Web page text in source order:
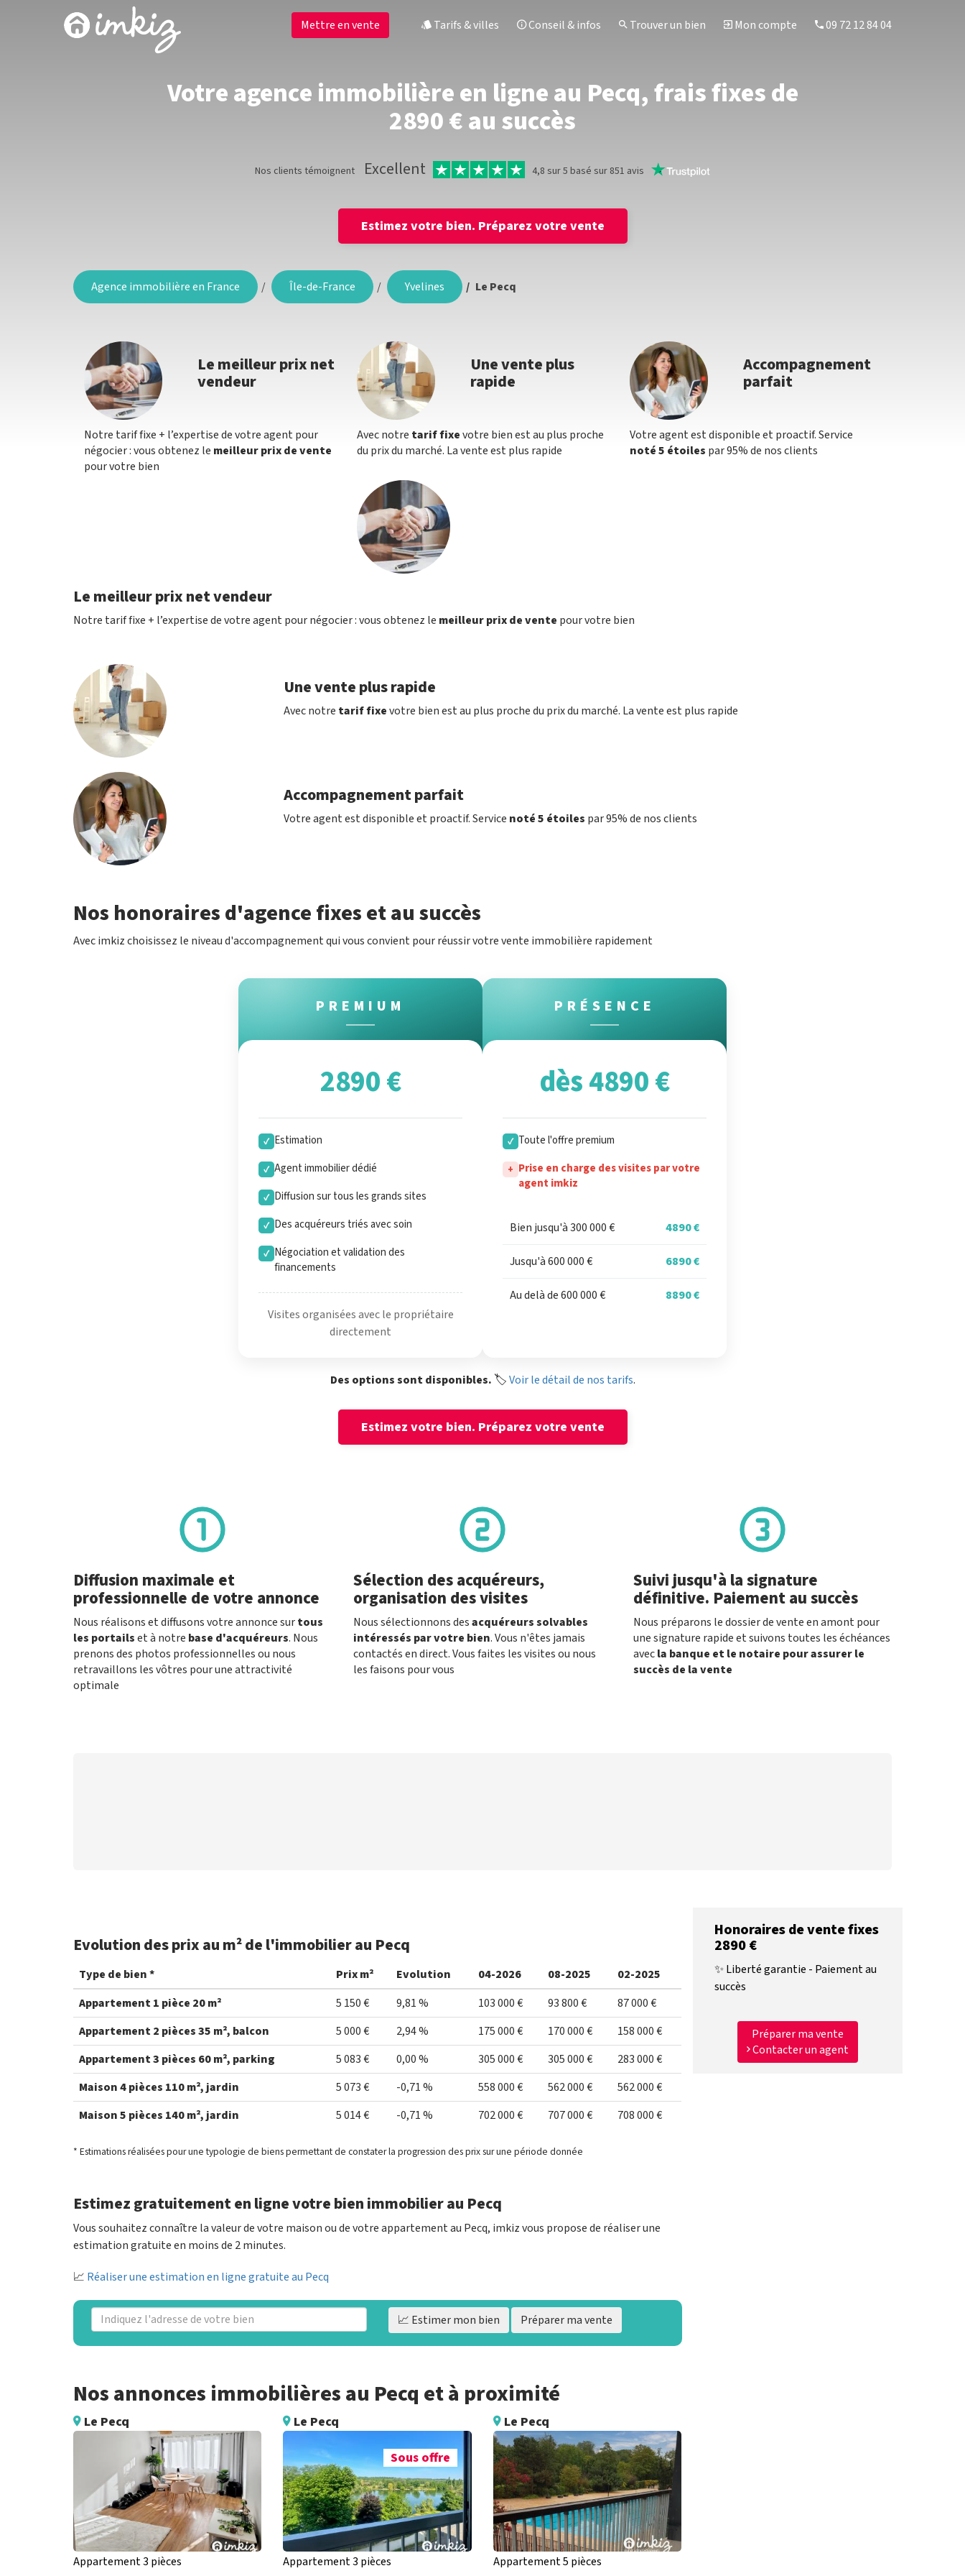
Mettre en vente Tarifs & villes Conseil & infos Trouver un bien Mon compte 09 72 12 84 04
Votre agence immobilière en ligne au Pecq, frais fixes de
2890 € au succès
Nos clients témoignent Excellent 4,8 sur 5 basé sur 851 avis
Estimez votre bien. Préparez votre vente
Agence immobilière en France Île-de-France Yvelines Le Pecq
Le meilleur prix net
vendeur
Notre tarif fixe + l’expertise de votre agent pour
négocier : vous obtenez le meilleur prix de vente
pour votre bien
Une vente plus
rapide
Avec notre tarif fixevotre bien est au plus proche
du prix du marché. La vente est plus rapide
Accompagnement
parfait
Votre agent est disponible et proactif. Service
noté 5 étoiles par 95% de nos clients
Le meilleur prix net vendeur
Notre tarif fixe + l’expertise de votre agent pour négocier : vous obtenez le meilleur prix de vente pour votre bien
Une vente plus rapide
Avec notre tarif fixevotre bien est au plus proche du prix du marché. La vente est plus rapide
Accompagnement parfait
Votre agent est disponible et proactif. Service noté 5 étoiles par 95% de nos clients
Nos honoraires d'agence fixes et au succès
Avec imkiz choisissez le niveau d'accompagnement qui vous convient pour réussir votre vente immobilière rapidement
PREMIUM
2890 €
✓ Estimation
✓ Agent immobilier dédié
✓ Diffusion sur tous les grands sites
✓ Des acquéreurs triés avec soin
✓ Négociation et validation des
financements
Visites organisées avec le propriétaire
directement
PRÉSENCE
dès 4890 €
✓ Toute l'offre premium
+ Prise en charge des visites par votre
agent imkiz
Bien jusqu'à 300 000 € 4890 €
Jusqu'à 600 000 € 6890 €
Au delà de 600 000 € 8890 €
Des options sont disponibles. 🏷️Voir le détail de nos tarifs.
Estimez votre bien. Préparez votre vente
Diffusion maximale et
professionnelle de votre annonce
Nous réalisons et diffusons votre annonce surtous
les portailset à notre base d'acquéreurs. Nous
prenons des photos professionnelles ou nous
retravaillons les vôtres pour une attractivité
optimale
Sélection des acquéreurs,
organisation des visites
Nous sélectionnons desacquéreurs solvables
intéressés par votre bien. Vous n'êtes jamais
contactés en direct. Vous faites les visites ou nous
les faisons pour vous
Suivi jusqu'à la signature
définitive. Paiement au succès
Nous préparons le dossier de vente en amont pour
une signature rapide et suivons toutes les échéances
avecla banque et le notaire pour assurer le
succès de la vente
Evolution des prix au m² de l'immobilier au Pecq
Type de bien * Prix m² Evolution 04-2026 08-2025
02-2025
Appartement 1 pièce 20 m²
5 150 € 9,81 % 103 000 € 93 800 €
87 000 €
Appartement 2 pièces 35 m², balcon
5 000 € 2,94 % 175 000 € 170 000 €
158 000 €
Appartement 3 pièces 60 m², parking
5 083 € 0,00 % 305 000 € 305 000 €
283 000 €
Maison 4 pièces 110 m², jardin
5 073 € -0,71 % 558 000 € 562 000 €
562 000 €
Maison 5 pièces 140 m², jardin
5 014 € -0,71 % 702 000 € 707 000 € 708 000 €
* Estimations réalisées pour une typologie de biens permettant de constater la progression des prix sur une période donnée
Estimez gratuitement en ligne votre bien immobilier au Pecq
Vous souhaitez connaître la valeur de votre maison ou de votre appartement au Pecq, imkiz vous propose de réaliser une
estimation gratuite en moins de 2 minutes.
📈 Réaliser une estimation en ligne gratuite au Pecq
📈 Estimermon bien Préparer ma vente
Nos annonces immobilières au Pecq et à proximité
Le Pecq
Appartement 3 pièces
Le Pecq
Sous offre
Appartement 3 pièces
Le Pecq
Appartement 5 pièces
Honoraires de vente fixes
2890 €
✨ Liberté garantie - Paiement au
succès
Préparer ma vente
Contacter un agent